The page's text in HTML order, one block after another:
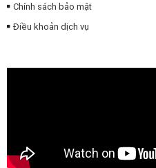
Chính sách bảo mật
Điều khoản dịch vụ